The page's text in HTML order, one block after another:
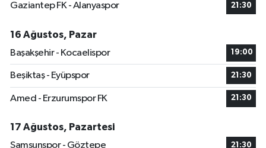
Gaziantep FK - Alanyaspor 21:30
16 Ağustos, Pazar
Başakşehir - Kocaelispor
19:00
Beşiktaş - Eyüpspor 21:30
Amed - Erzurumspor FK 21:30
17 Ağustos, Pazartesi
Samsunspor - Göztepe
21:30